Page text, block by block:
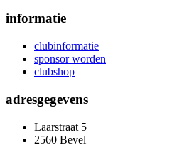
informatie
clubinformatie
sponsor worden
clubshop
adresgegevens
Laarstraat 5
2560 Bevel